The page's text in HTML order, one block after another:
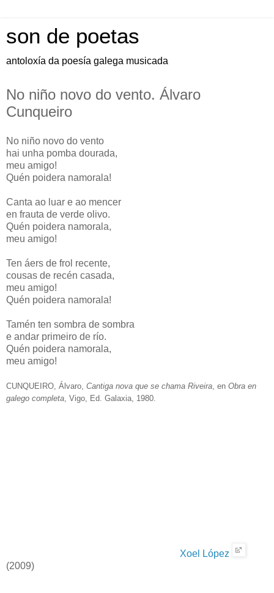
son de poetas
antoloxía da poesía galega musicada
No niño novo do vento. Álvaro
Cunqueiro
No niño novo do vento
hai unha pomba dourada,
meu amigo!
Quén poidera namorala!
Canta ao luar e ao mencer
en frauta de verde olivo.
Quén poidera namorala,
meu amigo!
Ten áers de frol recente,
cousas de recén casada,
meu amigo!
Quén poidera namorala!
Tamén ten sombra de sombra
e andar primeiro de río.
Quén poidera namorala,
meu amigo!
CUNQUEIRO, Álvaro, Cantiga nova que se chama Riveira , en Obra en
galego completa , Vigo, Ed. Galaxia, 1980.
Xoel López
(2009)